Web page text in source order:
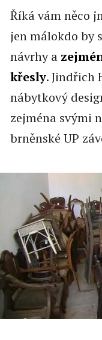
Říká vám něco
jen málokdo by
návrhy a
křesly. Jindřich
nábytkový
zejména svými
brněnské UP